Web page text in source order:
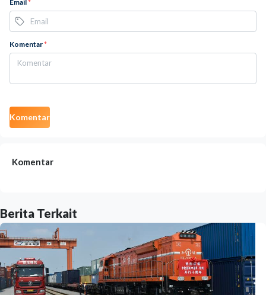
Email*
Komentar*
Komentar
Komentar
Berita Terkait